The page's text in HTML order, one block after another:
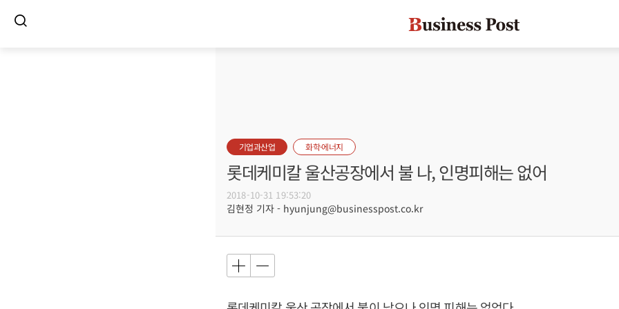
기업과산업 화학·에너지
롯데케미칼 울산공장에서 불 나, 인명피해는 없어
2018-10-31 19:53:20
김현정 기자 - hyunjung@businesspost.co.kr